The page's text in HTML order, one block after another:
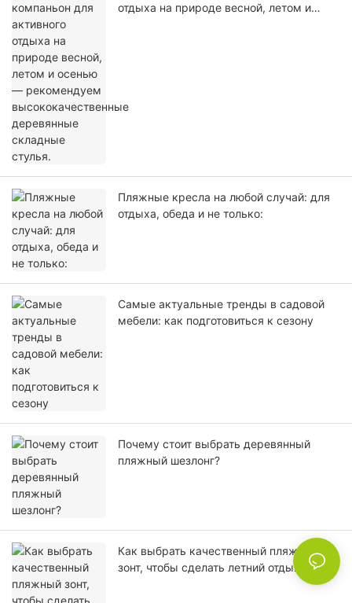
отдыха на природе весной, летом и
Пляжные кресла на любой случай: для
отдыха, обеда и не только:
Самые актуальные тренды в садовой
мебели: как подготовиться к сезону
Почему стоит выбрать деревянный
пляжный шезлонг?
Как выбрать качественный пляжный
зонт, чтобы сделать летний отдых еще